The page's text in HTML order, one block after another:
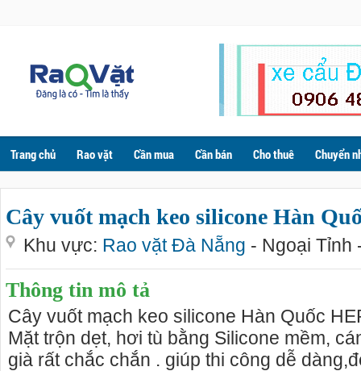
Trang chủ Rao vặt Cần mua Cần bán Cho thuê Chuyển
Cây vuốt mạch keo silicone Hàn
Khu vực: Rao vặt Đà Nẵng - Ngoại Tỉnh
Thông tin mô tả
Cây vuốt mạch keo silicone Hàn Quốc
Mặt trộn dẹt, hơi tù bằng Silicone mềm,
già rất chắc chắn . giúp thi công dễ